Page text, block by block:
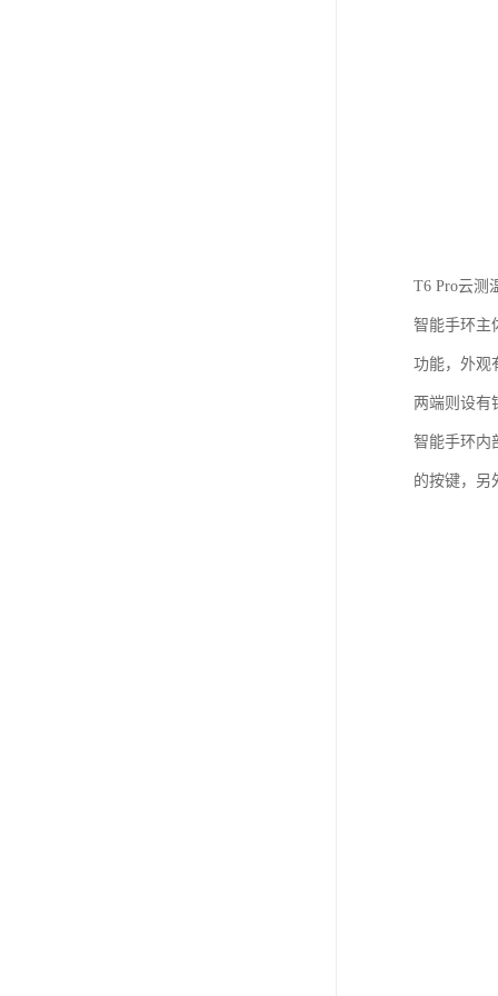
T6 Pro云测
智能手环主
功能，外观
两端则设有
智能手环内
的按键，另